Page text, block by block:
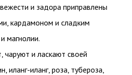
и задора приправлены
кардамоном и сладким
магнолии.
чаруют и ласкают своей
иланг-иланг, роза, тубероза,